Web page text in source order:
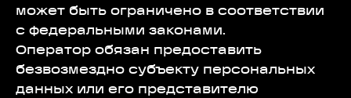
может быть ограничено в соответствии
с федеральными законами.
Оператор обязан предоставить
безвозмездно субъекту персональных
данных или его представителю